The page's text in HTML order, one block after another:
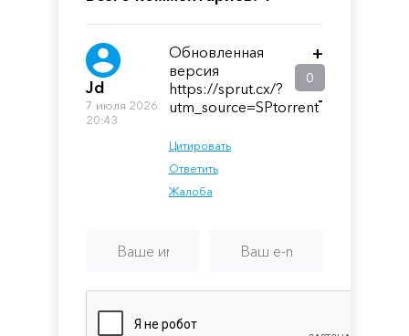
Jd
7 июля 2026
20:43
Обновленная
версия
https://sprut.cx/?
utm_source=SPtorrent
Цитировать
Ответить
Жалоба
+
0
-